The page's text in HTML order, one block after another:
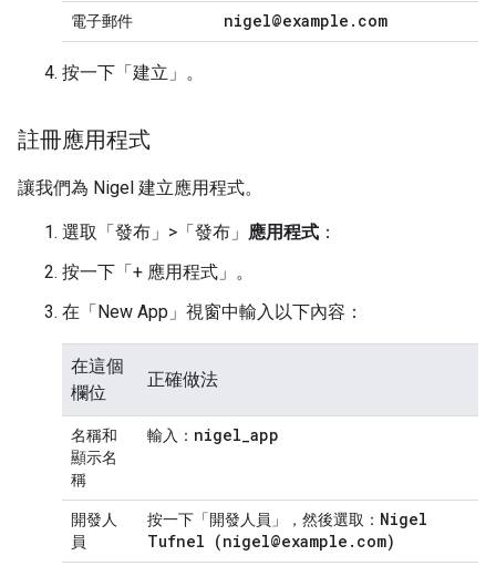
電子郵件 nigel@example . com
按一下「建立」 。
註冊應用程式
讓我們為 Nigel 建立應用程式。
選取「發布」>「發布」 應用程式 ：
按一下「+ 應用程式」 。
在「New App」 視窗中輸入以下內容：
在這個
欄位
正確做法
名稱和
顯示名
稱
輸入： nigel_app
開發人
員
按一下「開發人員」 ，然後選取： Nigel
Tufnel (nigel@example . com)